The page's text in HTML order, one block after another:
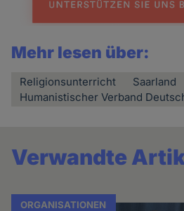
Mehr lesen über:
Religionsunterricht Saarland
Humanistischer Verband
Verwandte
ORGANISATIONEN